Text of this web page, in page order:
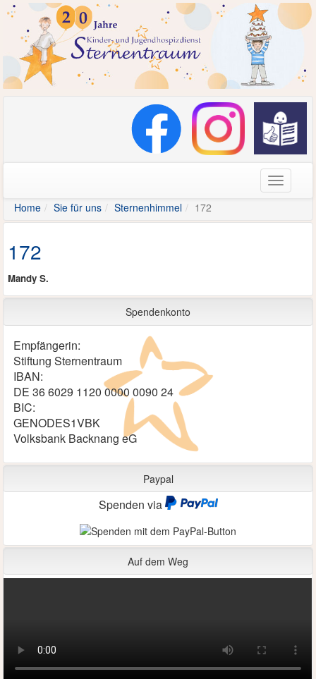
Home
Sie für uns Sternenhimmel 172
172
Mandy S.
Spendenkonto
Empfängerin:
Stiftung Sternentraum
IBAN:
DE 36 6029 1120 0000 0090 24
BIC:
GENODES1VBK
Volksbank Backnang eG
Paypal
Spenden via
Auf dem Weg